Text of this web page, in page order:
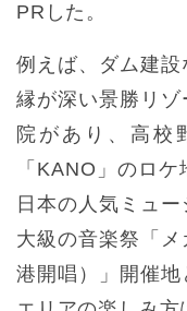
PRした。
例えば、ダム建
縁が深い景勝リ
院があり、高校
「KANO」のロ
日本の人気ミュ
大級の音楽祭「
港開唱）」開催